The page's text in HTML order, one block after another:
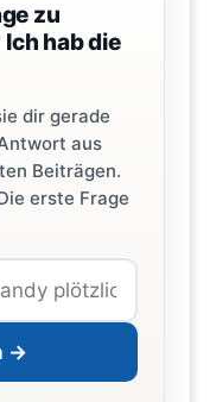
zu
hab die
dir gerade
aus
Beiträgen.
erste Frage
→